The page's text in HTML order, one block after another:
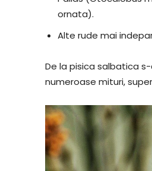
ornata).
Alte rude mai
De la pisica salbatica
numeroase mituri,